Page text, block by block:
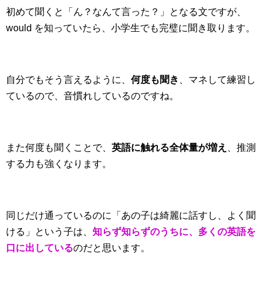
初めて聞くと「ん？なんて言った？」となる文ですが、
would を知っていたら、小学生でも完璧に聞き取ります。
自分でもそう言えるように、 何度も聞き
、マネして練習し
ているので、音慣れしているのですね。
また何度も聞くことで、 英語に触れる全体量が増え
、推測
する力も強くなります。
同じだけ通っているのに「あの子は綺麗に話すし、よく聞
ける」という子は、 知らず知らずのうちに、多くの英語を
口に出しているのだと思います。